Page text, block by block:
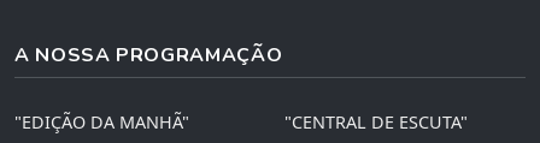
A NOSSA PROGRAMAÇÃO
"EDIÇÃO DA MANHÃ" "CENTRAL DE ESCUTA"